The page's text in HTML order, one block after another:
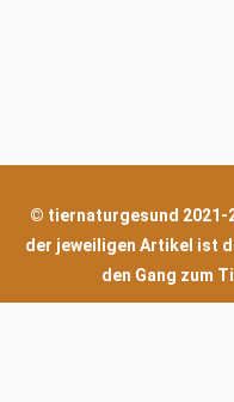
© tiernaturgesund 2021-
der jeweiligen Artikel ist
den Gang zum